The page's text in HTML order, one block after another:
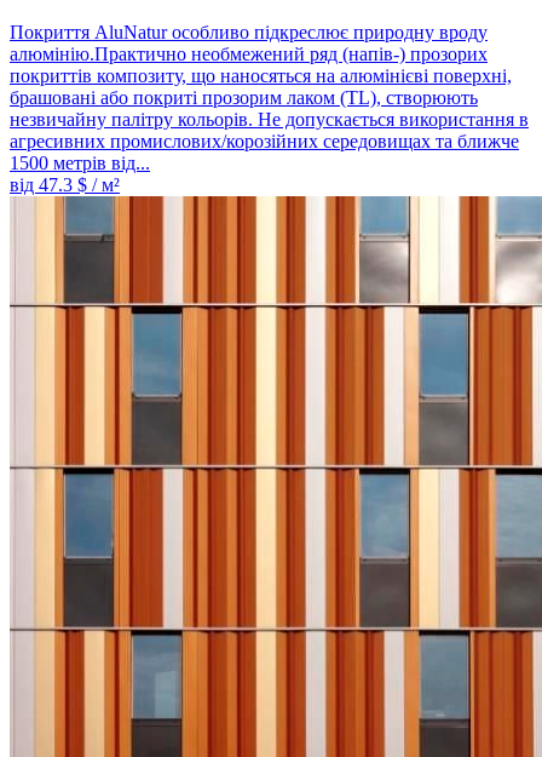
Покриття AluNatur особливо підкреслює природну вроду
алюмінію.Практично необмежений ряд (напів-) прозорих
покриттів композиту, що наносяться на алюмінієві поверхні,
брашовані або покриті прозорим лаком (TL), створюють
незвичайну палітру кольорів. Не допускається використання в
агресивних промислових/корозійних середовищах та ближче
1500 метрів від...
від 47.3 $ / м²